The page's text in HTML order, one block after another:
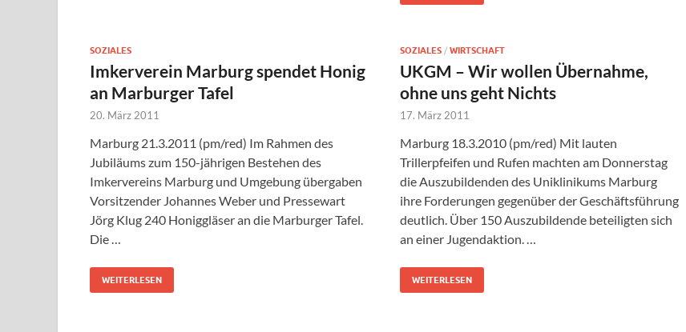
SOZIALES
Imkerverein Marburg spendet Honig
an Marburger Tafel
20. März 2011
Marburg 21.3.2011 (pm/red) Im Rahmen des
Jubiläums zum 150-jährigen Bestehen des
Imkervereins Marburg und Umgebung übergaben
Vorsitzender Johannes Weber und Pressewart
Jörg Klug 240 Honiggläser an die Marburger Tafel.
Die …
WEITERLESEN
SOZIALES / WIRTSCHAFT
UKGM – Wir wollen Übernahme,
ohne uns geht Nichts
17. März 2011
Marburg 18.3.2010 (pm/red) Mit lauten
Trillerpfeifen und Rufen machten am Donnerstag
die Auszubildenden des Uniklinikums Marburg
ihre Forderungen gegenüber der Geschäftsführung
deutlich. Über 150 Auszubildende beteiligten sich
an einer Jugendaktion. …
WEITERLESEN